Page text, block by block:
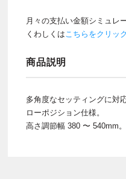
月々の支払い金額シミュレ
くわしくはこちらをクリック
商品説明
多角度なセッティングに対
ローポジション仕様。
高さ調節幅 380 〜 540mm。